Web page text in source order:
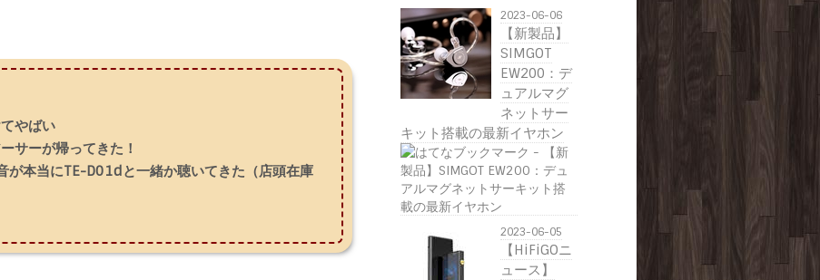
やばい
サーが帰ってきた！
本当にTE-D01dと一緒か聴いてきた（店頭在庫
2023-06-06
【新製品】
SIMGOT
EW200：デ
ュアルマグ
ネットサー
キット搭載の最新イヤホン
2023-06-05
【HiFiGOニ
ュース】